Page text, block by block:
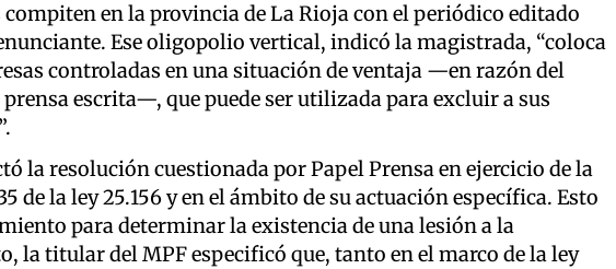
en la provincia de La Rioja con el periódico editado
Ese oligopolio vertical, indicó la magistrada, “coloca
controladas en una situación de ventaja —en razón del
escrita—, que puede ser utilizada para excluir a sus
la resolución cuestionada por Papel Prensa en ejercicio de la
de la ley 25.156 y en el ámbito de su actuación específica. Esto
para determinar la existencia de una lesión a la
la titular del MPF especificó que, tanto en el marco de la ley